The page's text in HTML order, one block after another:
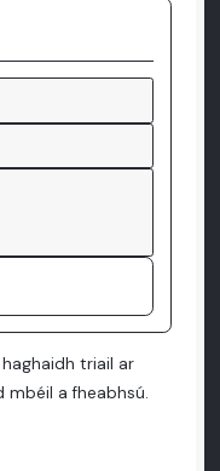
triail ar
mbéil a fheabhsú.